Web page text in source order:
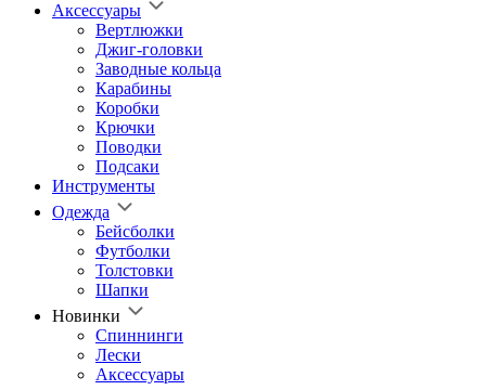
Аксессуары
Вертлюжки
Джиг-головки
Заводные кольца
Карабины
Коробки
Крючки
Поводки
Подсаки
Инструменты
Одежда
Бейсболки
Футболки
Толстовки
Шапки
Новинки
Спиннинги
Лески
Аксессуары